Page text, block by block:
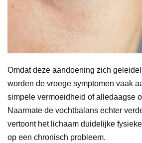
Omdat deze aandoening zich
worden de vroege symptomen vaak
simpele vermoeidheid of alledaagse
Naarmate de vochtbalans echter
vertoont het lichaam duidelijke
op een chronisch probleem.